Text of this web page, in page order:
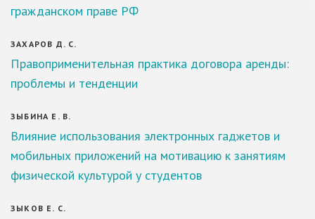
гражданском праве РФ
ЗАХАРОВ Д. С.
Правоприменительная практика договора аренды:
проблемы и тенденции
ЗЫБИНА Е. В.
Влияние использования электронных гаджетов и
мобильных приложений на мотивацию к занятиям
физической культурой у студентов
ЗЫКОВ Е. С.